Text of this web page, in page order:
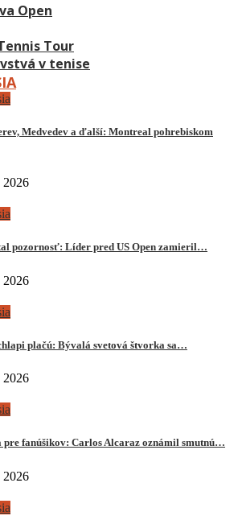
Open
Tour
v tenise
Medvedev a ďalší: Montreal pohrebiskom
2026
pozornosť: Líder pred US Open zamieril…
2026
plačú: Bývalá svetová štvorka sa…
2026
pre fanúšikov: Carlos Alcaraz oznámil smutnú…
2026